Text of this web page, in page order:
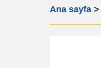
Ana sayfa >